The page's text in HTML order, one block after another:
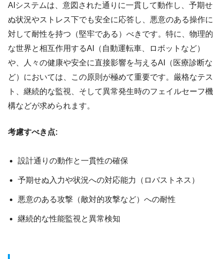
AIシステムは、意図された通りに一貫して動作し、予期せ
ぬ状況やストレス下でも安全に応答し、悪意のある操作に
対して耐性を持つ（堅牢である）べきです。特に、物理的
な世界と相互作用するAI（自動運転車、ロボットなど）
や、人々の健康や安全に直接影響を与えるAI（医療診断な
ど）においては、この原則が極めて重要です。厳格なテス
ト、継続的な監視、そして異常発生時のフェイルセーフ機
構などが求められます。
考慮すべき点:
設計通りの動作と一貫性の確保
予期せぬ入力や状況への対応能力（ロバストネス）
悪意のある攻撃（敵対的攻撃など）への耐性
継続的な性能監視と異常検知